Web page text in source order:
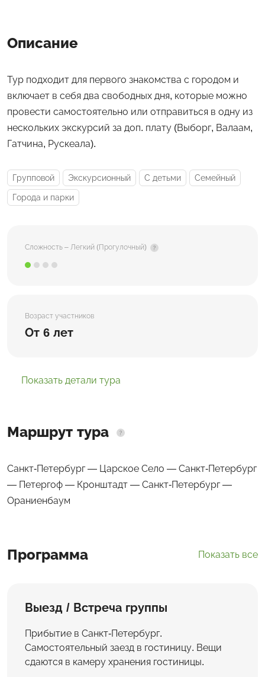
Описание
Тур подходит для первого знакомства с городом и
включает в себя два свободных дня, которые можно
провести самостоятельно или отправиться в одну из
нескольких экскурсий за доп. плату (Выборг, Валаам,
Гатчина, Рускеала).
Групповой Экскурсионный С детьми Семейный
Города и парки
Сложность – Легкий (Прогулочный)
Возраст участников
От 6 лет
Показать детали тура
Маршрут тура
Санкт-Петербург — Царское Село — Санкт-Петербург
— Петергоф — Кронштадт — Санкт-Петербург —
Ораниенбаум
Программа Показать все
Выезд / Встреча группы
Прибытие в Санкт-Петербург.
Самостоятельный заезд в гостиницу. Вещи
сдаются в камеру хранения гостиницы.